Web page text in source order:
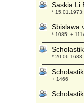
Saskia Li
* 15.01.1973;
Sbislawa
* 1085; +
*
+ 1466